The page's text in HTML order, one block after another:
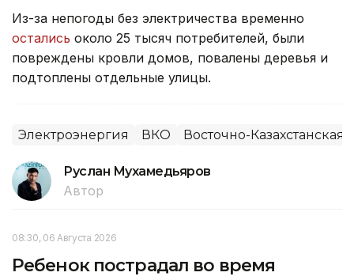
Из-за непогоды без электричества временно
остались около 25 тысяч потребителей, были
повреждены кровли домов, повалены деревья и
подтоплены отдельные улицы.
Электроэнергия ВКО Восточно-Казахстанская
Руслан Мухамедьяров
Автор
08:30, 06 Августа 2026
Ребенок пострадал во время